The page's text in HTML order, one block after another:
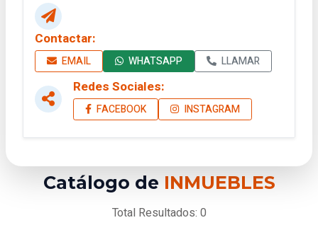
Contactar:
EMAIL WHATSAPP LLAMAR
Redes Sociales:
FACEBOOK INSTAGRAM
Catálogo de INMUEBLES
Total Resultados: 0